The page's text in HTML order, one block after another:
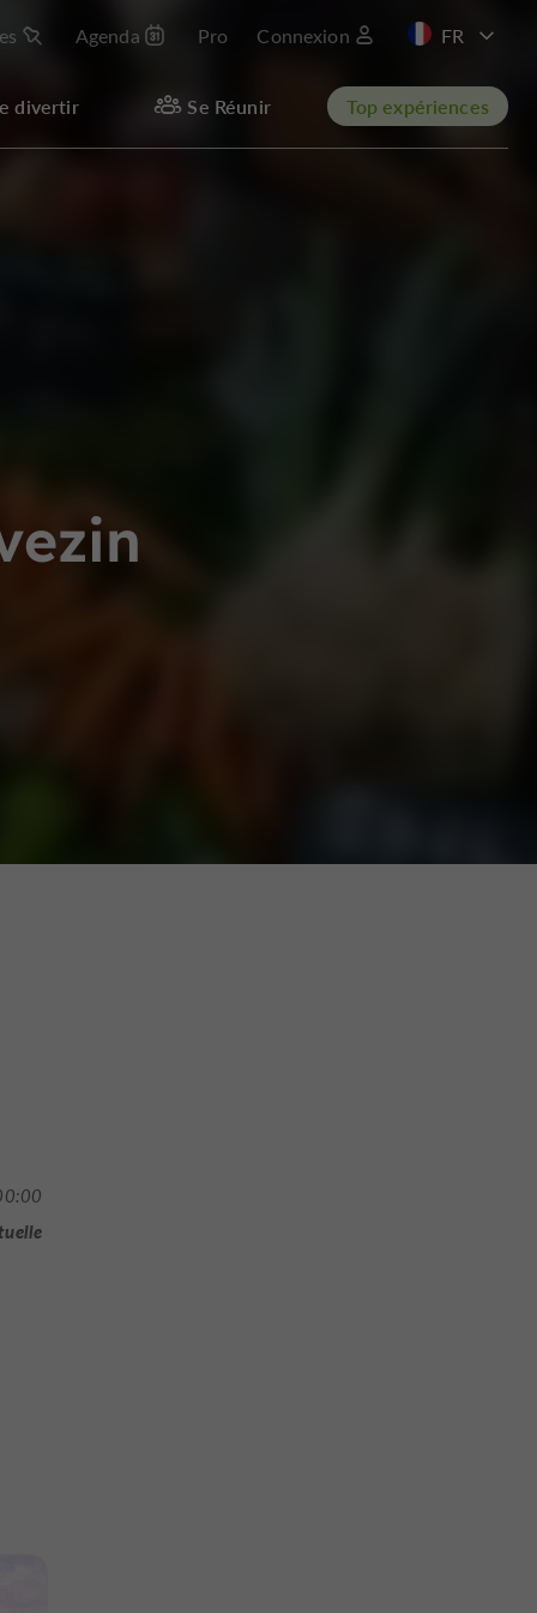
Agenda Pro Connexion
divertir Se Réunir Top expériences